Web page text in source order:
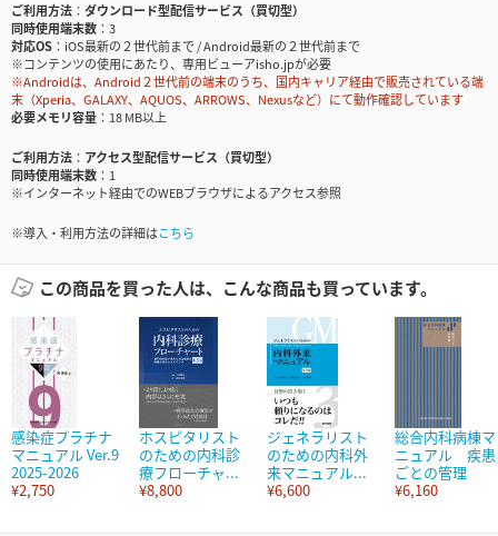
ご利用方法
ダウンロード型配信サービス（買切型）
同時使用端末数
3
対応OS
iOS最新の２世代前まで / Android最新の２世代前まで
※コンテンツの使用にあたり、専用ビューアisho.jpが必要
※Androidは、Android２世代前の端末のうち、国内キャリア経由で販売されている端
末（Xperia、GALAXY、AQUOS、ARROWS、Nexusなど）にて動作確認しています
必要メモリ容量
18 MB以上
ご利用方法
アクセス型配信サービス（買切型）
同時使用端末数
1
※インターネット経由でのWEBブラウザによるアクセス参照
※導入・利用方法の詳細はこちら
この商品を買った人は、こんな商品も買っています。
感染症プラチナ
マニュアル Ver.9
2025-2026
¥2,750
ホスピタリスト
のための内科診
療フローチャ...
¥8,800
ジェネラリスト
のための内科外
来マニュアル...
¥6,600
総合内科病棟マ
ニュアル 疾患
ごとの管理
¥6,160